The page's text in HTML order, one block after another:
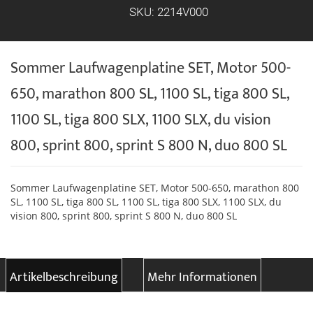
Sommer Laufwagenplatine SET, Motor 500-
650, marathon 800 SL, 1100 SL, tiga 800 SL,
1100 SL, tiga 800 SLX, 1100 SLX, du vision
800, sprint 800, sprint S 800 N, duo 800 SL
SKU: 2214V000
Sommer Laufwagenplatine SET, Motor 500-650, marathon 800
SL, 1100 SL, tiga 800 SL, 1100 SL, tiga 800 SLX, 1100 SLX, du
vision 800, sprint 800, sprint S 800 N, duo 800 SL
Artikelbeschreibung Mehr Informationen